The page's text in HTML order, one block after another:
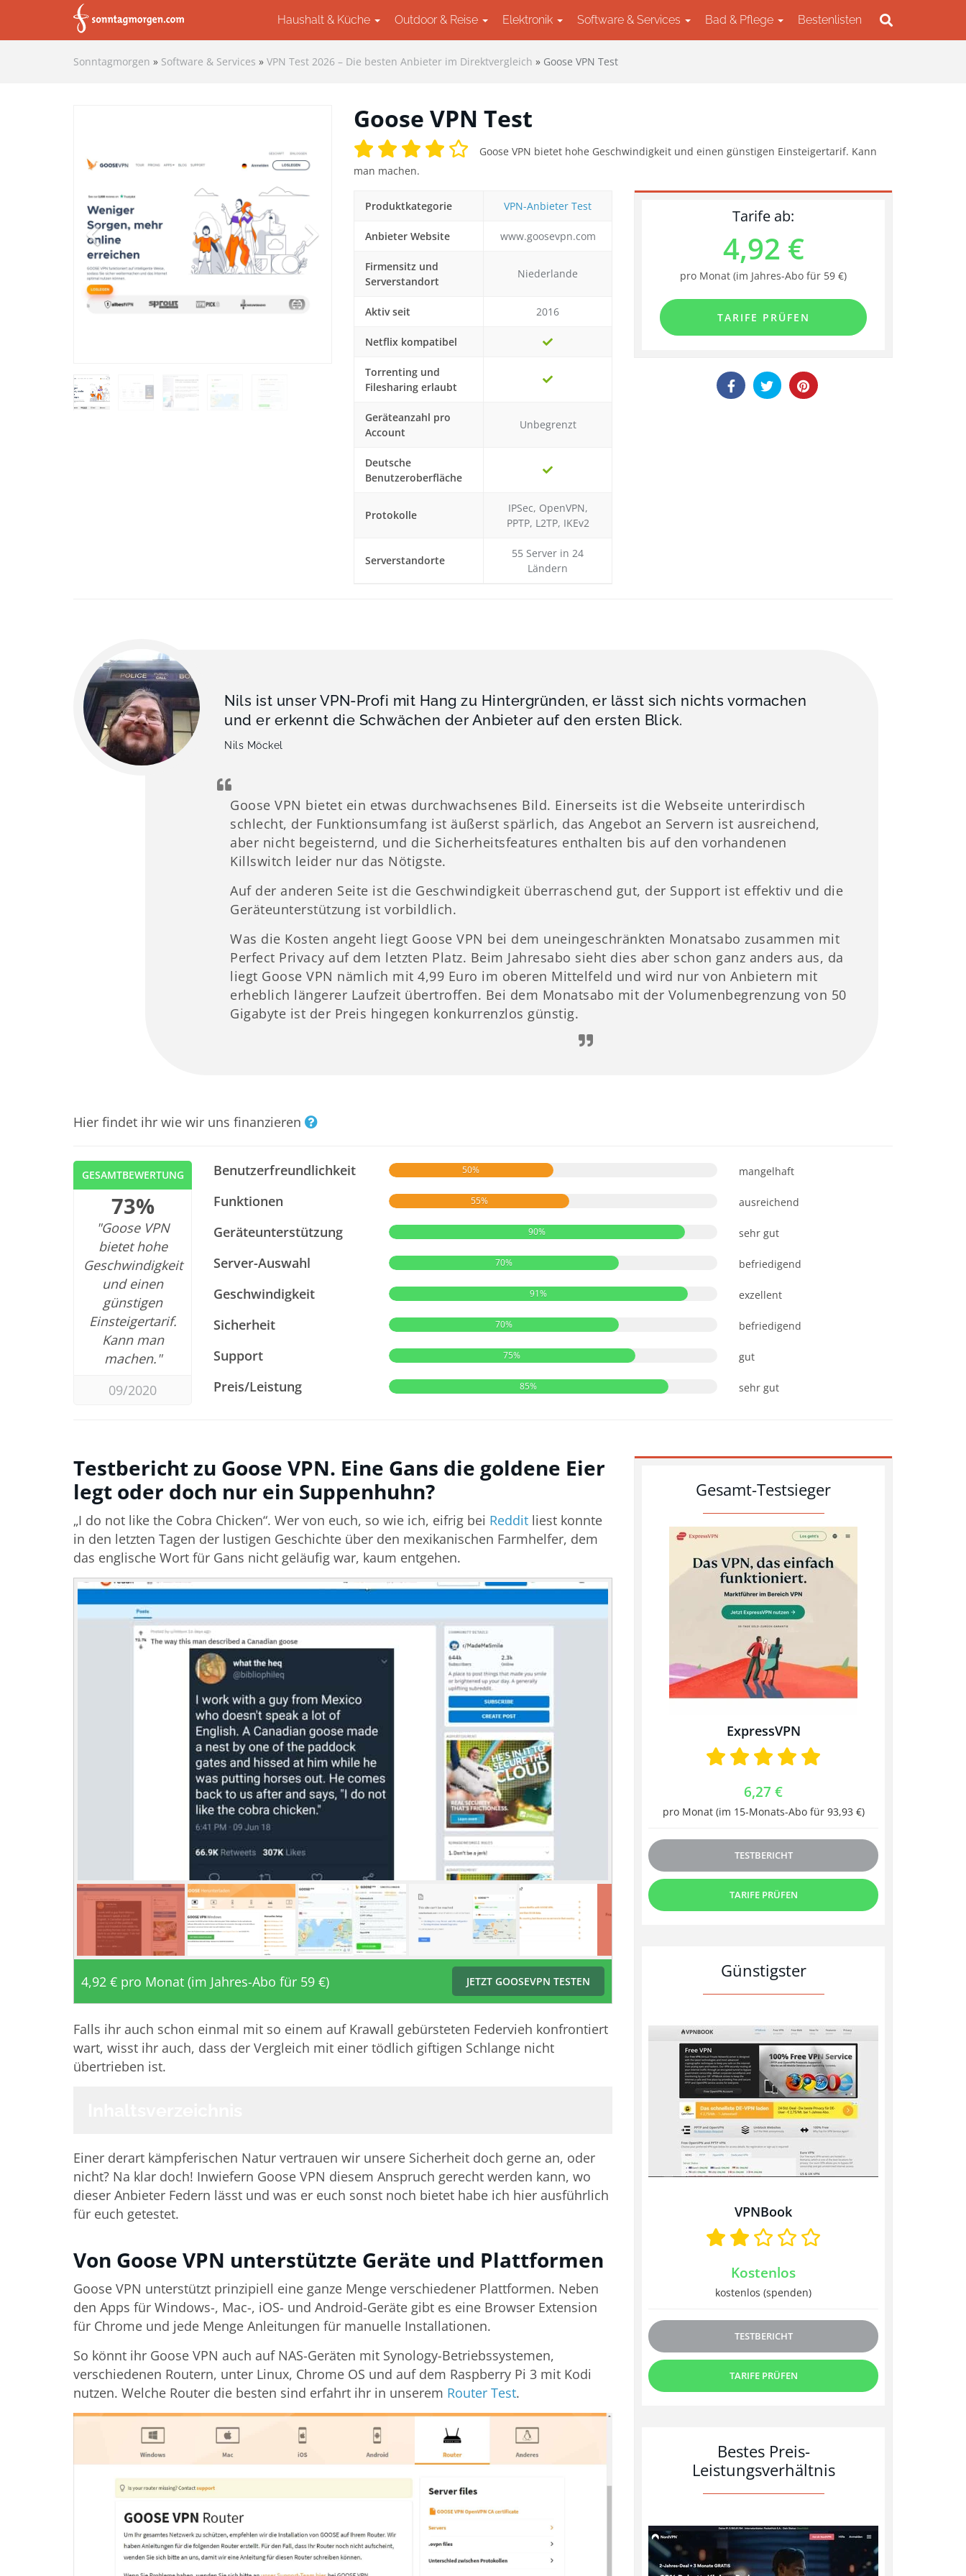
Skip to main content
Haushalt & Küche Outdoor & Reise Elektronik Software & Services Bad & Pflege Bestenlisten
Sonntagmorgen » Software & Services » VPN Test 2026 – Die besten Anbieter im Direktvergleich » Goose VPN Test
Goose VPN Test
Goose VPN bietet hohe Geschwindigkeit und einen günstigen Einsteigertarif. Kann
man machen.
Tarife ab:
4,92 €
pro Monat (im Jahres-Abo für 59 €)
TARIFE PRÜFEN
Produktkategorie VPN-Anbieter Test
Anbieter Website www.goosevpn.com
Firmensitz und
Serverstandort
Niederlande
Aktiv seit 2016
Netflix kompatibel
Torrenting und
Filesharing erlaubt
Geräteanzahl pro
Account
Unbegrenzt
Deutsche
Benutzeroberfläche
Protokolle
IPSec, OpenVPN,
PPTP, L2TP, IKEv2
Serverstandorte
55 Server in 24
Ländern
Previous Next
Nils ist unser VPN-Profi mit Hang zu Hintergründen, er lässt sich nichts vormachen
und er erkennt die Schwächen der Anbieter auf den ersten Blick.
Nils Möckel
Goose VPN bietet ein etwas durchwachsenes Bild. Einerseits ist die Webseite unterirdisch
schlecht, der Funktionsumfang ist äußerst spärlich, das Angebot an Servern ist ausreichend,
aber nicht begeisternd, und die Sicherheitsfeatures enthalten bis auf den vorhandenen
Killswitch leider nur das Nötigste.
Auf der anderen Seite ist die Geschwindigkeit überraschend gut, der Support ist effektiv und die
Geräteunterstützung ist vorbildlich.
Was die Kosten angeht liegt Goose VPN bei dem uneingeschränkten Monatsabo zusammen mit
Perfect Privacy auf dem letzten Platz. Beim Jahresabo sieht dies aber schon ganz anders aus, da
liegt Goose VPN nämlich mit 4,99 Euro im oberen Mittelfeld und wird nur von Anbietern mit
erheblich längerer Laufzeit übertroffen. Bei dem Monatsabo mit der Volumenbegrenzung von 50
Gigabyte ist der Preis hingegen konkurrenzlos günstig.
Hier findet ihr wie wir uns finanzieren
GESAMTBEWERTUNG
73%
"Goose VPN
bietet hohe
Geschwindigkeit
und einen
günstigen
Einsteigertarif.
Kann man
machen."
09/2020
Benutzerfreundlichkeit 50% mangelhaft
Funktionen 55% ausreichend
Geräteunterstützung 90% sehr gut
Server-Auswahl 70% befriedigend
Geschwindigkeit 91% exzellent
Sicherheit 70% befriedigend
Support 75% gut
Preis/Leistung 85% sehr gut
Testbericht zu Goose VPN. Eine Gans die goldene Eier
legt oder doch nur ein Suppenhuhn?
„I do not like the Cobra Chicken“. Wer von euch, so wie ich, eifrig bei Reddit liest konnte
in den letzten Tagen der lustigen Geschichte über den mexikanischen Farmhelfer, dem
das englische Wort für Gans nicht geläufig war, kaum entgehen.
4,92 € pro Monat (im Jahres-Abo für 59 €) JETZT GOOSEVPN TESTEN
Falls ihr auch schon einmal mit so einem auf Krawall gebürsteten Federvieh konfrontiert
wart, wisst ihr auch, dass der Vergleich mit einer tödlich giftigen Schlange nicht
übertrieben ist.
Einer derart kämpferischen Natur vertrauen wir unsere Sicherheit doch gerne an, oder
nicht? Na klar doch! Inwiefern Goose VPN diesem Anspruch gerecht werden kann, wo
dieser Anbieter Federn lässt und was er euch sonst noch bietet habe ich hier ausführlich
für euch getestet.
Von Goose VPN unterstützte Geräte und Plattformen
Goose VPN unterstützt prinzipiell eine ganze Menge verschiedener Plattformen. Neben
den Apps für Windows-, Mac-, iOS- und Android-Geräte gibt es eine Browser Extension
für Chrome und jede Menge Anleitungen für manuelle Installationen.
So könnt ihr Goose VPN auch auf NAS-Geräten mit Synology-Betriebssystemen,
verschiedenen Routern, unter Linux, Chrome OS und auf dem Raspberry Pi 3 mit Kodi
nutzen. Welche Router die besten sind erfahrt ihr in unserem Router Test.
Gesamt-Testsieger
ExpressVPN
6,27 €
pro Monat (im 15-Monats-Abo für 93,93 €)
TESTBERICHT
TARIFE PRÜFEN
Günstigster
VPNBook
Kostenlos
kostenlos (spenden)
TESTBERICHT
TARIFE PRÜFEN
Bestes Preis-
Leistungsverhältnis